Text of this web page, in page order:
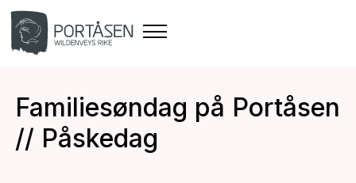
Familiesøndag på Portåsen
// Påskedag